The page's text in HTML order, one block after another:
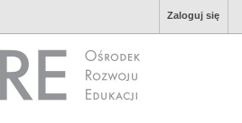
Zaloguj się